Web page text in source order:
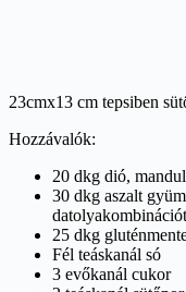
23cmx13 cm tepsiben
Hozzávalók:
20 dkg dió,
30 dkg aszalt
25 dkg
Fél teáskanál só
3 evőkanál cukor